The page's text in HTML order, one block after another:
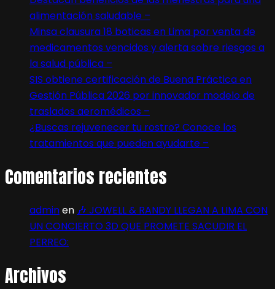
alimentación saludable –
Minsa clausura 18 boticas en Lima por venta de
medicamentos vencidos y alerta sobre riesgos a
la salud pública –
SIS obtiene certificación de Buena Práctica en
Gestión Pública 2026 por innovador modelo de
traslados aeromédicos –
¿Buscas rejuvenecer tu rostro? Conoce los
tratamientos que pueden ayudarte –
Comentarios recientes
adminen 🎶 JOWELL & RANDY LLEGAN A LIMA CON
UN CONCIERTO 3D QUE PROMETE SACUDIR EL
PERREO:
Archivos